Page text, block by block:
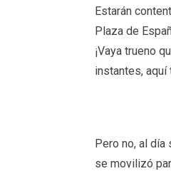
Estarán
Plaza de
¡Vaya trueno
instantes,
Pero no, al día
se movilizó